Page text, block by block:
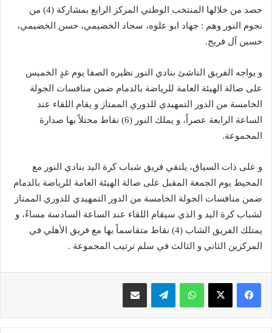
حصد من خلالها المنتخب الوطني المركز الرابع بمشاركة (4) من
نجوم النور وهم : جهاد ابو علوه، سجاد الخضيمي، حسن الخضيمي،
حسين آل فريج.
و يواجه الفريق الناشئ بنادي النور نظيره الصفا يوم غدٍ الخميس
على صالة الهيئة العامة للرياضة بالدمام ضمن منافسات الجولة
الخامسة من الدور التمهيدي للدوري الممتاز و يقام اللقاء عند
الساعة الرابعة عصراً، و يملك النور (6) نقاط محتلاً بها صدارة
المجموعة.
و على ذات السياق، يلتقي فريق شباب كرة اليد بنادي النور مع
المحيط يوم الجمعة المقبل على صالة الهيئة العامة للرياضة بالدمام
ضمن منافسات الجولة الخامسة من الدور التمهيدي للدوري الممتاز
لشباب كرة اليد و الذي سيقام اللقاء عند الساعة السادسة مساءً، و
يمتلك الفريق الشاب (4) نقاط متقاسماً بها مع فريق الأهلي في
المركزين الثاني و الثالث في سلم ترتيب المجموعة .
فيسبوك X واتساب تيلقرام